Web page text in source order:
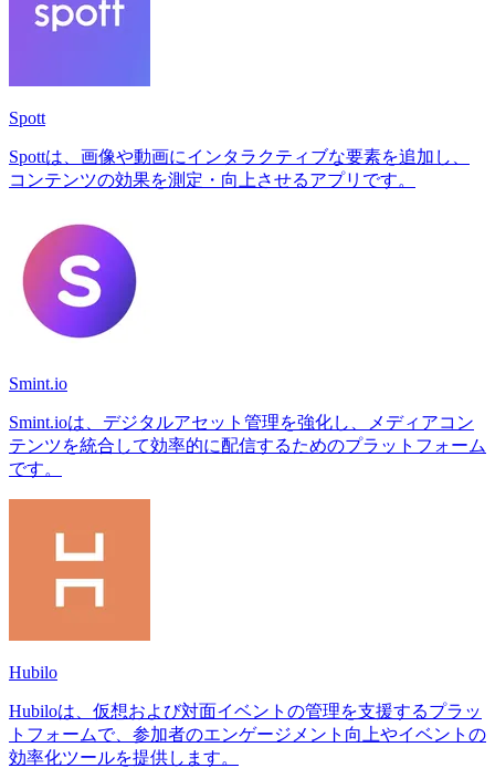
Spott
Spottは、画像や動画にインタラクティブな要素を追加し、
コンテンツの効果を測定・向上させるアプリです。
Smint.io
Smint.ioは、デジタルアセット管理を強化し、メディアコン
テンツを統合して効率的に配信するためのプラットフォーム
です。
Hubilo
Hubiloは、仮想および対面イベントの管理を支援するプラッ
トフォームで、参加者のエンゲージメント向上やイベントの
効率化ツールを提供します。